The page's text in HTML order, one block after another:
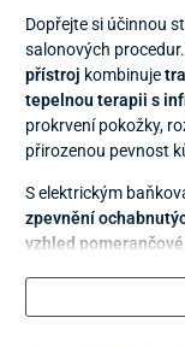
Dopřejte si účinnou
salonových
přístroj kombinuje
tepelnou terapii s
prokrvení pokožky,
přirozenou pevnost
S elektrickým
zpevnění
vzhled
pružnější pokožka.
také příjemně